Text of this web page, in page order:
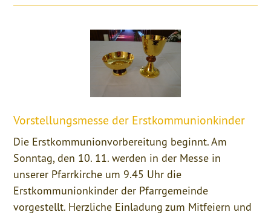
Vorstellungsmesse der Erstkommunionkinder
Die Erstkommunionvorbereitung beginnt. Am
Sonntag, den 10. 11. werden in der Messe in
unserer Pfarrkirche um 9.45 Uhr die
Erstkommunionkinder der Pfarrgemeinde
vorgestellt. Herzliche Einladung zum Mitfeiern und